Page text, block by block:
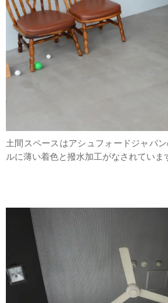
土間スペースはアシュフォードジャパ
ルに薄い着色と撥水加工がなされていま